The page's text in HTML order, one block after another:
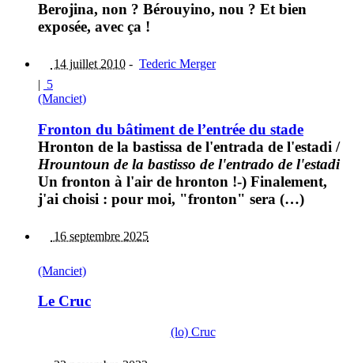
Berojina, non ? Bérouyino, nou ? Et bien
exposée, avec ça !
14 juillet 2010 - Tederic Merger
| 5
(Manciet)
Fronton du bâtiment de l’entrée du stade
Hronton de la bastissa de l'entrada de l'estadi /
Hrountoun de la bastisso de l'entrado de l'estadi
Un fronton à l'air de hronton !-) Finalement,
j'ai choisi : pour moi, "fronton" sera (…)
16 septembre 2025
(Manciet)
Le Cruc
(lo) Cruc